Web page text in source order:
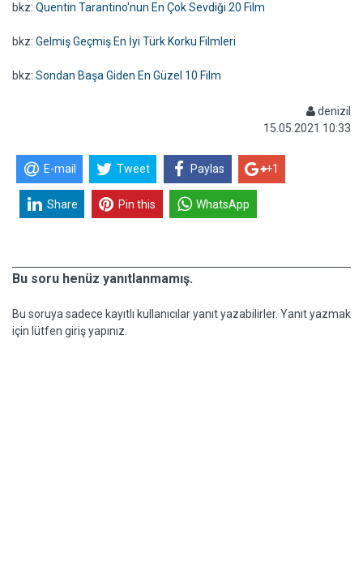
bkz: Quentin Tarantino'nun En Çok Sevdiği 20 Film
bkz: Gelmiş Geçmiş En İyi Türk Korku Filmleri
bkz: Sondan Başa Giden En Güzel 10 Film
denizil
15.05.2021 10:33
E-mail Tweet Paylas +1
Share Pin this WhatsApp
Bu soru henüz yanıtlanmamış.
Bu soruya sadece kayıtlı kullanıcılar yanıt yazabilirler. Yanıt yazmak
için lütfen giriş yapınız.